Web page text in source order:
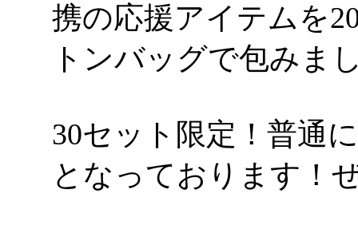
携の応援アイテムを
トンバッグで包みま
30セット限定！普通
となっております！